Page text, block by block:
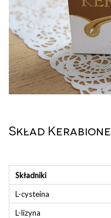
Skład Kerabione
Składniki
L-cysteina
L-lizyna